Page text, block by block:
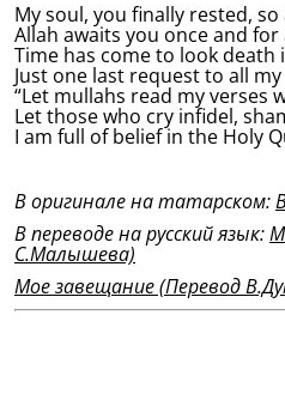
My soul, you finally rested, so
Allah awaits you once and for
Time has come to look death
Just one last request to all
“Let mullahs read my verses
Let those who cry infidel,
I am full of belief in the Holy
В оригинале на татарском:
В переводе на русский язык:
С.Малышева)
Мое завещание (Перевод